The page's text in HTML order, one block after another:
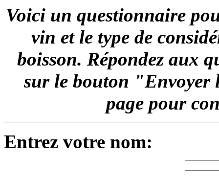
Voici un questionnaire
vin et le type de
boisson. Répondez aux
sur le bouton "Envoyer
page pour
Entrez votre nom: